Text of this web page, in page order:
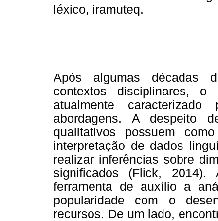
léxico, iramuteq.
Após algumas décadas
contextos disciplinares,
atualmente
abordagens. A despeito
qualitativos possuem
interpretação de dados
realizar inferências sobre
significados (Flick,
ferramenta de auxílio a
popularidade com o
recursos. De um lado,